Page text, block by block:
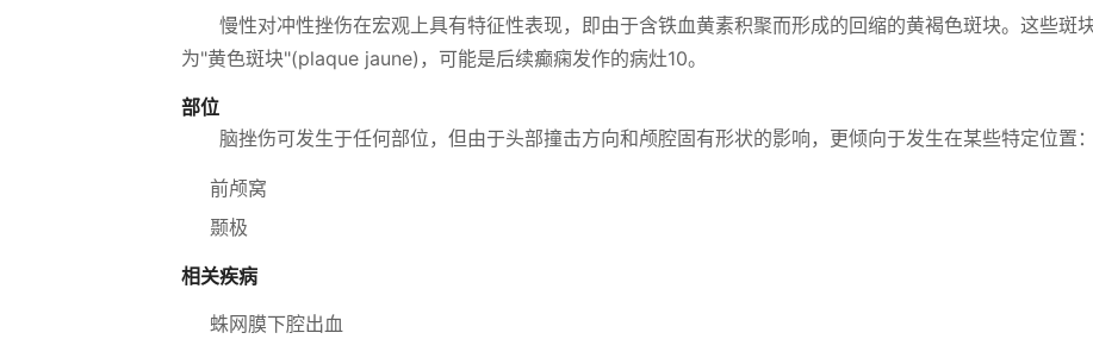
慢性对冲性挫伤在宏观上具有特征性表现，即由于含铁血黄素积聚而形成的回缩的黄褐色斑块。这些斑
为"黄色斑块"(plaque jaune)，可能是后续癫痫发作的病灶10。
部位
脑挫伤可发生于任何部位，但由于头部撞击方向和颅腔固有形状的影响，更倾向于发生在某些特定位置：
前颅窝
颞极
相关疾病
蛛网膜下腔出血